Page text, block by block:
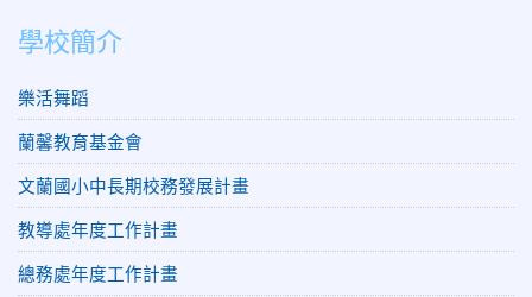
學校簡介
樂活舞蹈
蘭馨教育基金會
文蘭國小中長期校務發展計畫
教導處年度工作計畫
總務處年度工作計畫